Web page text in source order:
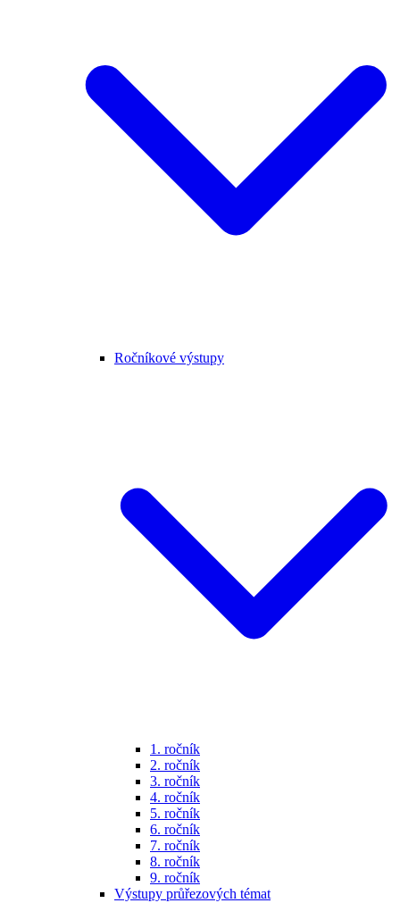
Ročníkové výstupy
1. ročník
2. ročník
3. ročník
4. ročník
5. ročník
6. ročník
7. ročník
8. ročník
9. ročník
Výstupy průřezových témat